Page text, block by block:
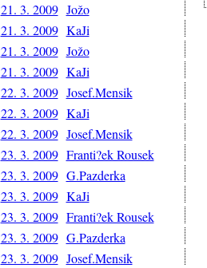
21. 3. 2009 Jožo
21. 3. 2009 KaJi
21. 3. 2009 Jožo
21. 3. 2009 KaJi
22. 3. 2009 Josef.Mensik
22. 3. 2009 KaJi
22. 3. 2009 Josef.Mensik
23. 3. 2009 Franti?ek Rousek
23. 3. 2009 G.Pazderka
23. 3. 2009 KaJi
23. 3. 2009 Franti?ek Rousek
23. 3. 2009 G.Pazderka
23. 3. 2009 Josef.Mensik